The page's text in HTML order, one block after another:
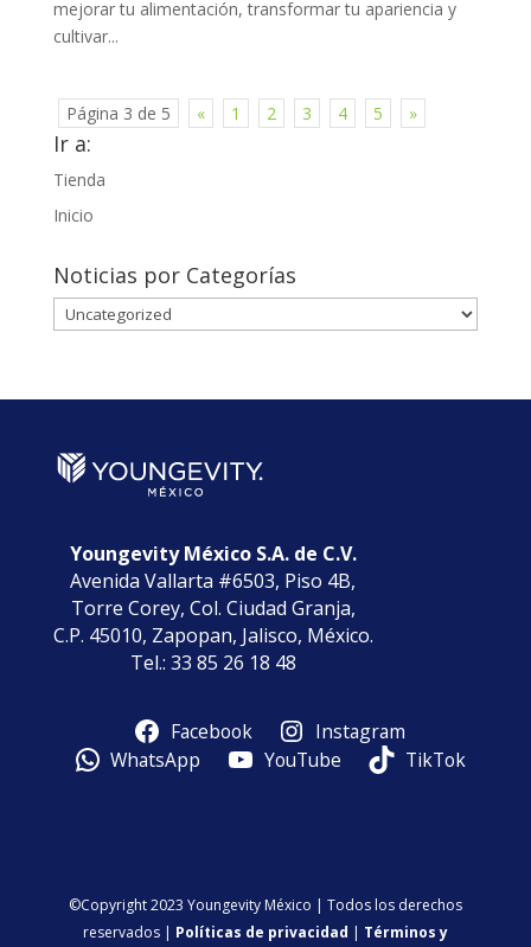
mejorar tu alimentación, transformar tu apariencia y
cultivar...
Página 3 de 5 « 1 2 3 4 5 »
Ir a:
Tienda
Inicio
Noticias por Categorías
Noticias
por
Youngevity México S.A. de C.V.
Avenida Vallarta #6503, Piso 4B,
Torre Corey, Col. Ciudad Granja,
C.P. 45010, Zapopan, Jalisco, México.
Tel.: 33 85 26 18 48
Facebook
Instagram
WhatsApp
YouTube TikTok
©Copyright 2023 Youngevity México | Todos los derechos
reservados | Políticas de privacidad Términos y